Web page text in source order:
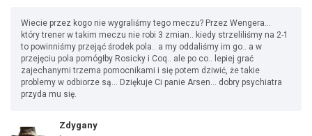
Wiecie przez kogo nie wygraliśmy tego meczu? Przez Wengera...
który trener w takim meczu nie robi 3 zmian.. kiedy strzeliliśmy na 2-1
to powinniśmy przejąć środek pola.. a my oddaliśmy im go.. a w
przejęciu pola pomógłby Rosicky i Coq.. ale po co.. lepiej grać
zajechanymi trzema pomocnikami i się potem dziwić, że takie
problemy w odbiorze są... Dziękuje Ci panie Arsen... dobry psychiatra
przyda mu się.
Zdygany